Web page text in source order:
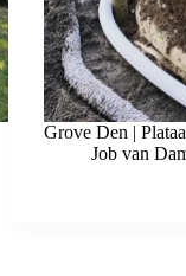
Grove Den |
Job van